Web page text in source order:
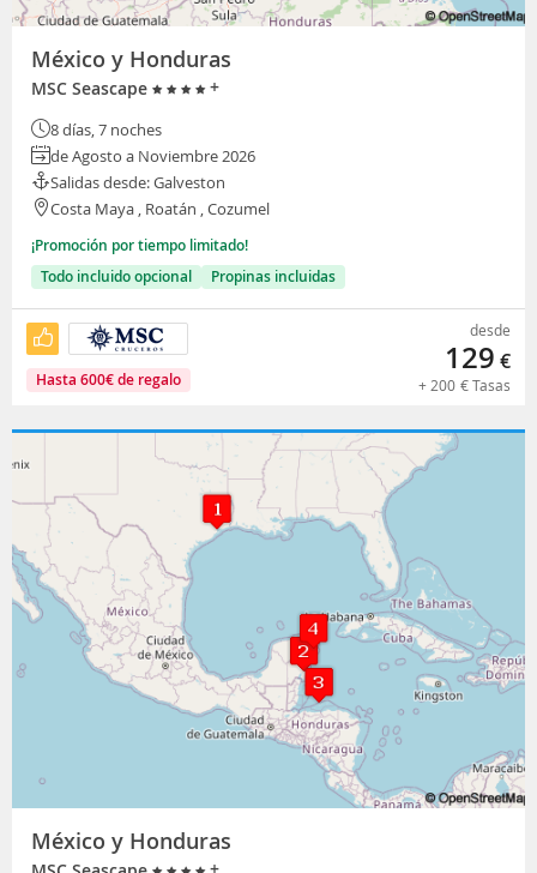
México y Honduras
MSC Seascape +
8 días, 7 noches
de Agosto a Noviembre 2026
Salidas desde: Galveston
Costa Maya , Roatán , Cozumel
¡Promoción por tiempo limitado!
Todo incluido opcional
Propinas incluidas
Hasta 600€de regalo
desde
129 €
+200 €Tasas
México y Honduras